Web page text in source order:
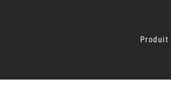
Produit